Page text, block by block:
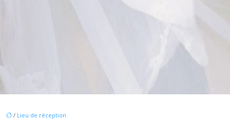
/ Lieu de réception